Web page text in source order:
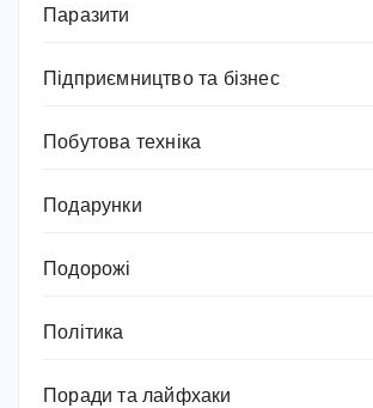
Паразити
Підприємництво та бізнес
Побутова техніка
Подарунки
Подорожі
Політика
Поради та лайфхаки